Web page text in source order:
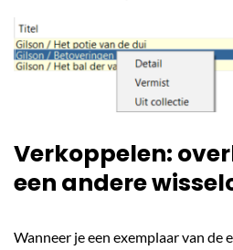
Verkoppelen:
een andere
Wanneer je een exemplaar van de